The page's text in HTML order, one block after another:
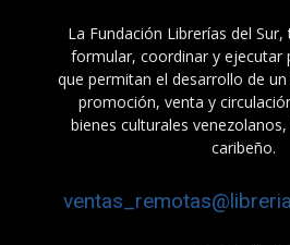
La Fundación Librerías del
formular, coordinar y ejecutar
que permitan el desarrollo de
promoción, venta y
bienes culturales
caribeño.